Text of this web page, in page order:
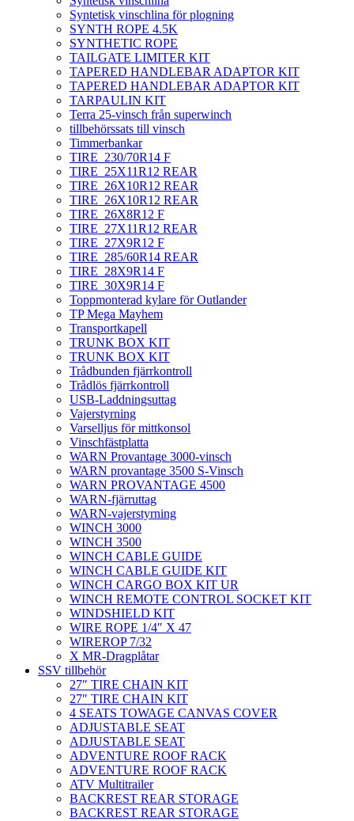
Syntetisk vinschlina för plogning
SYNTH ROPE 4.5K
SYNTHETIC ROPE
TAILGATE LIMITER KIT
TAPERED HANDLEBAR ADAPTOR KIT
TAPERED HANDLEBAR ADAPTOR KIT
TARPAULIN KIT
Terra 25-vinsch från superwinch
tillbehörssats till vinsch
Timmerbankar
TIRE_230/70R14 F
TIRE_25X11R12 REAR
TIRE_26X10R12 REAR
TIRE_26X10R12 REAR
TIRE_26X8R12 F
TIRE_27X11R12 REAR
TIRE_27X9R12 F
TIRE_285/60R14 REAR
TIRE_28X9R14 F
TIRE_30X9R14 F
Toppmonterad kylare för Outlander
TP Mega Mayhem
Transportkapell
TRUNK BOX KIT
TRUNK BOX KIT
Trådbunden fjärrkontroll
Trådlös fjärrkontroll
USB-Laddningsuttag
Vajerstyrning
Varselljus för mittkonsol
Vinschfästplatta
WARN Provantage 3000-vinsch
WARN provantage 3500 S-Vinsch
WARN PROVANTAGE 4500
WARN-fjärruttag
WARN-vajerstyrning
WINCH 3000
WINCH 3500
WINCH CABLE GUIDE
WINCH CABLE GUIDE KIT
WINCH CARGO BOX KIT UR
WINCH REMOTE CONTROL SOCKET KIT
WINDSHIELD KIT
WIRE ROPE 1/4″ X 47
WIREROP 7/32
X MR-Dragplåtar
SSV tillbehör
27″ TIRE CHAIN KIT
27″ TIRE CHAIN KIT
4 SEATS TOWAGE CANVAS COVER
ADJUSTABLE SEAT
ADJUSTABLE SEAT
ADVENTURE ROOF RACK
ADVENTURE ROOF RACK
ATV Multitrailer
BACKREST REAR STORAGE
BACKREST REAR STORAGE